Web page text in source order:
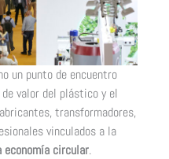
un punto de encuentro
valor del plástico y el
transformadores,
vinculados a la
economía circular.